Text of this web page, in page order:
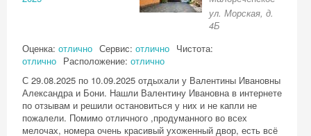
ул. Морская, д.
4Б
Оценка: отлично Сервис: отлично Чистота:
отлично Расположение: отлично
С 29.08.2025 по 10.09.2025 отдыхали у Валентины Ивановны
Александра и Бони. Нашли Валентину Ивановна в интернете
по отзывам и решили остановиться у них и не капли не
пожалели. Помимо отличного ,продуманного во всех
мелочах, номера очень красивый ухоженный двор, есть всё